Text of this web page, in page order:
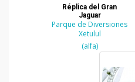
Réplica del Gran
Jaguar
Parque de Diversiones
Xetulul
(alfa)